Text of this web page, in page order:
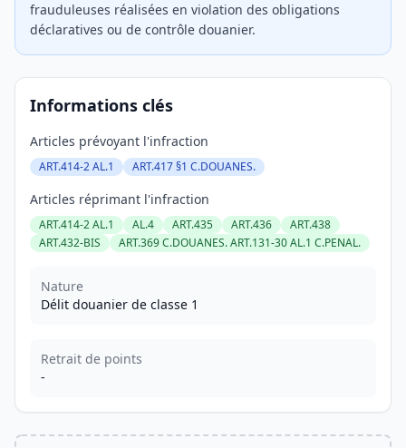
frauduleuses réalisées en violation des obligations
déclaratives ou de contrôle douanier.
Informations clés
Articles prévoyant l'infraction
ART.414-2 AL.1 ART.417 §1 C.DOUANES.
Articles réprimant l'infraction
ART.414-2 AL.1 AL.4 ART.435 ART.436
ART.438
ART.432-BIS
ART.369 C.DOUANES. ART.131-30 AL.1 C.PENAL.
Nature
Délit douanier de classe 1
Retrait de points
-